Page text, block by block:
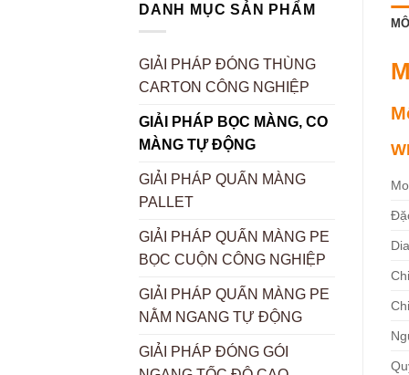
DANH MỤC SẢN PHẨM
GIẢI PHÁP ĐÓNG THÙNG
CARTON CÔNG NGHIỆP
GIẢI PHÁP BỌC MÀNG, CO
MÀNG TỰ ĐỘNG
GIẢI PHÁP QUẤN MÀNG
PALLET
GIẢI PHÁP QUẤN MÀNG PE
BỌC CUỘN CÔNG NGHIỆP
GIẢI PHÁP QUẤN MÀNG PE
NẰM NGANG TỰ ĐỘNG
GIẢI PHÁP ĐÓNG GÓI